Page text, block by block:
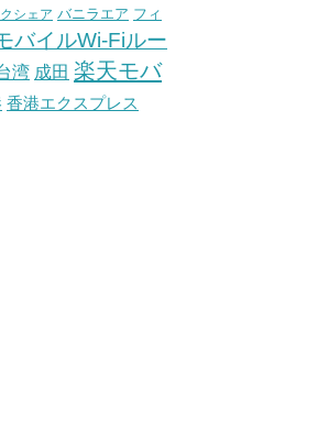
シェア バニラエア フィ
バイルWi-Fiルー
湾 成田 楽天モバ
香港エクスプレス